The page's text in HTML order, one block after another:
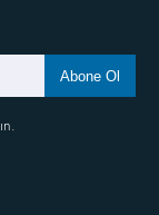
Abone Ol